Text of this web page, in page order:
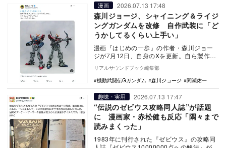
漫画 2026.07.13 17:48
森川ジョージ、シャイニング＆ライジ
ングガンダムを改修 自作武装に「ど
うかしてるくらい上手い」
漫画『はじめの一歩』の作者・森川ジョー
ジが7月12日、自身のXを更新。自ら製作し
たシャイニングガンダムとライジングガン
ダムに再び…
リアルサウンドブック編集部
機動武闘伝Gガンダム
森川ジョージ 間瀬佑一
趣味・実用 2026.07.13 17:47
“伝説のゼビウス攻略同人誌”が話題
に 漫画家・赤松健も反応「隅々まで
読みまくった」
1983年に刊行された『ゼビウス』の攻略同